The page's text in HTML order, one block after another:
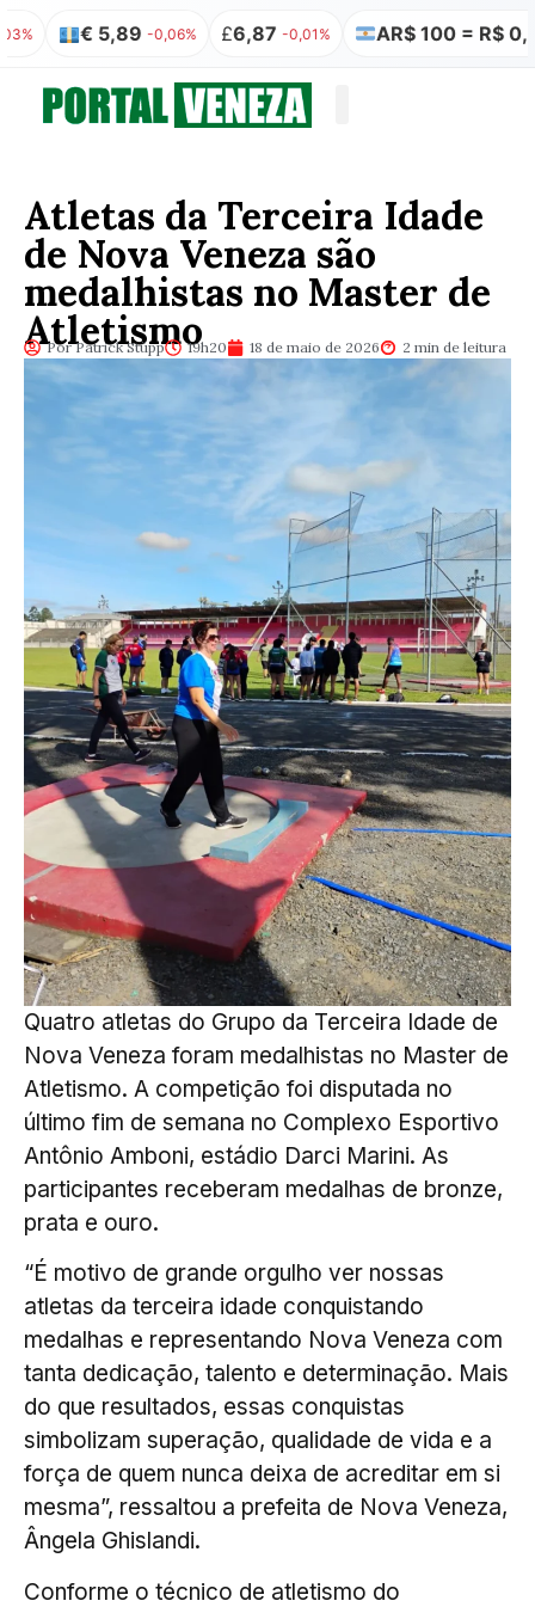
€ 5,89 -0,06% £6,87 -0,01% AR$ 100 = R$ 0,32 0,00%
Atletas da Terceira Idade
de Nova Veneza são
medalhistas no Master de
Atletismo
Por Patrick Stüpp 19h20 18 de maio de 2026 2 min de leitura
Quatro atletas do Grupo da Terceira Idade de
Nova Veneza foram medalhistas no Master de
Atletismo. A competição foi disputada no
último fim de semana no Complexo Esportivo
Antônio Amboni, estádio Darci Marini. As
participantes receberam medalhas de bronze,
prata e ouro.
“É motivo de grande orgulho ver nossas
atletas da terceira idade conquistando
medalhas e representando Nova Veneza com
tanta dedicação, talento e determinação. Mais
do que resultados, essas conquistas
simbolizam superação, qualidade de vida e a
força de quem nunca deixa de acreditar em si
mesma”, ressaltou a prefeita de Nova Veneza,
Ângela Ghislandi.
Conforme o técnico de atletismo do